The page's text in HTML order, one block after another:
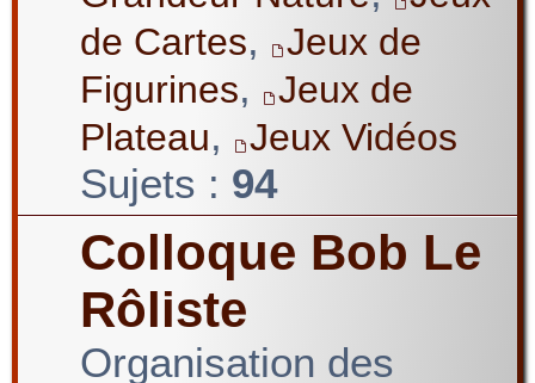
de Cartes,
Jeux de
Figurines,
Jeux de
Plateau, Jeux Vidéos
Sujets : 94
Colloque Bob Le
Rôliste
Organisation des